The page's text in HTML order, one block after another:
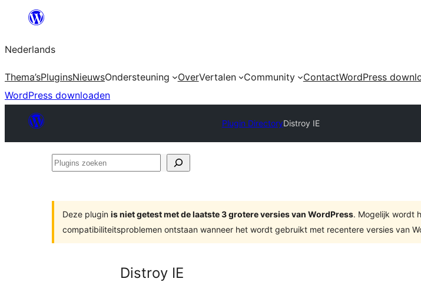
de
inhoud
Nederlands
Thema’sPluginsNieuwsOndersteuning OverVertalen Community ContactWordPress
WordPress downloaden
Plugin DirectoryDistroy IE
Plugins
Deze plugin is niet getest met de laatste 3 grotere versies van WordPress. Mogelijk wordt
compatibiliteitsproblemen ontstaan wanneer het wordt gebruikt met recentere versies van
Distroy IE